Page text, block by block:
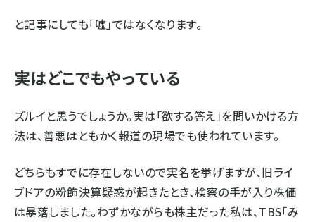
と記事にしても「嘘」ではなくなります。
実はどこでもやっている
ズルイと思うでしょうか。実は「欲する答え」を問いかける方
法は、善悪はともかく報道の現場でも使われています。
どちらもすでに存在しないので実名を挙げますが、旧ライ
ブドアの粉飾決算疑惑が起きたとき、検察の手が入り株価
は暴落しました。わずかながらも株主だった私は、TBS「み